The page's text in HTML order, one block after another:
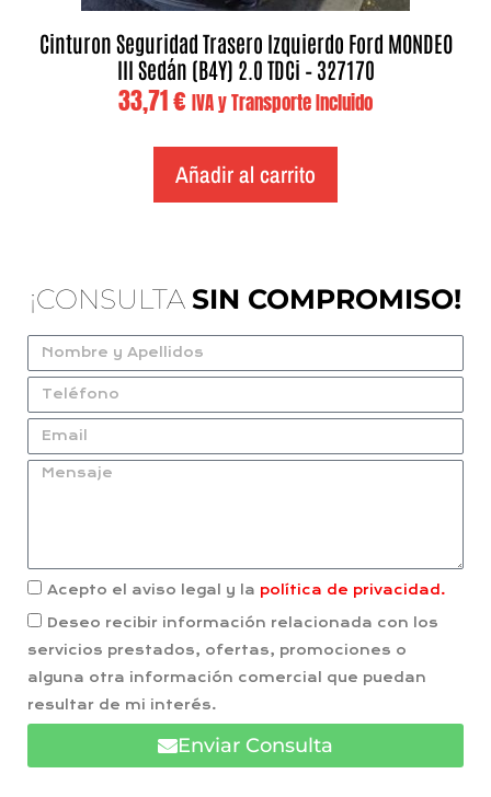
Cinturon Seguridad Trasero Izquierdo Ford MONDEO
III Sedán (B4Y) 2.0 TDCi – 327170
33,71€ IVA y Transporte Incluido
Añadir al carrito
¡CONSULTA SIN COMPROMISO!
Acepto el aviso legal y la política de privacidad.
Deseo recibir información relacionada con los
servicios prestados, ofertas, promociones o
alguna otra información comercial que puedan
resultar de mi interés.
Enviar Consulta